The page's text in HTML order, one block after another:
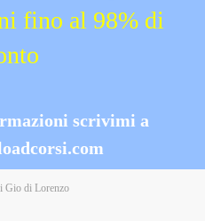
fino al 98% di
scrivimi a
Gio di Lorenzo